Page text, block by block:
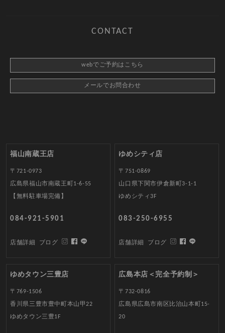
CONTACT
webでご予約はこちら
メールでお問合わせ
福山南蔵王店
〒721-0973
広島県福山市南蔵王町1-6-55
【無料駐車場完備】
084-921-5901
店舗詳細 ブログ
ゆめシティ店
〒751-0869
山口県下関市伊倉新町3-1-1
ゆめシティ3F
083-250-6955
店舗詳細 ブログ
ゆめタウン三豊店
〒769-1506
香川県三豊市豊中町本山甲22
ゆめタウン三豊1F
広島本店＜完全予約制＞
〒732-0816
広島県広島市南区比治山本町15-
20